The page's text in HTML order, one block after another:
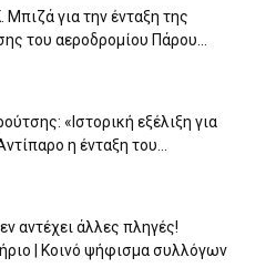
για την ένταξη της
του αεροδρομίου Πάρου...
«Ιστορική εξέλιξη για
η ένταξη του...
αντέχει άλλες πληγές!
| Κοινό ψήφισμα συλλόγων